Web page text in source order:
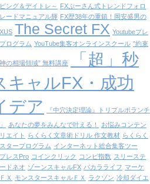
ング＆デイトレ～ FXぷーさん式トレンドフォロ
ードマニュアル輝 FX歴38年の重鎮！岡安盛男の
The Secret FX Youtubeプレ
ログラム YouTube集客オンラインスクール ”約束
の相場領域” 無料講座
「超」秒
キャルFX・成功
デア
『中穴決定理論』トリプルボランチ
あなたの夢をみんなで叶える！
お悩みコンテン
エイト
らくらく文章術ドリル 作文教材 らくらく
タープログラム インターネット総合集客ツー
レスPro コインクリック コンピ指数 スリーステ
ドネオ ゾーンスキャルFX バカラライフ マーケ
Ｘ
モンスタースキャルＦＸ ラクゾン 冷却ダイエ